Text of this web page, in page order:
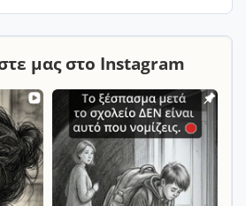
μας στο Instagram